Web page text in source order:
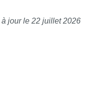
jour le 22 juillet 2026